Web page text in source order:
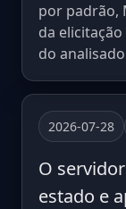
por padrão,
da
do
2026-07-28
O
estado e